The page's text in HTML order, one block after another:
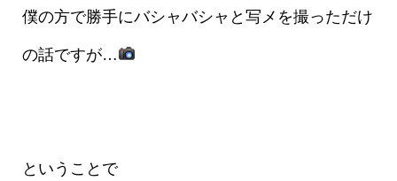
僕の方で勝手にバシャバシャと写メを撮っただけ
の話ですが…
ということで